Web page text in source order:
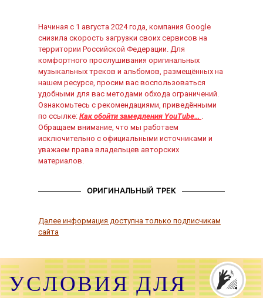
Начиная с 1 августа 2024 года, компания Google
снизила скорость загрузки своих сервисов на
территории Российской Федерации. Для
комфортного прослушивания оригинальных
музыкальных треков и альбомов, размещённых на
нашем ресурсе, просим вас воспользоваться
удобными для вас методами обхода ограничений.
Ознакомьтесь с рекомендациями, приведёнными
по ссылке: Как обойти замедления YouTube… .
Обращаем внимание, что мы работаем
исключительно с официальными источниками и
уважаем права владельцев авторских
материалов.
ОРИГИНАЛЬНЫЙ ТРЕК
Далее информация доступна только подписчикам
сайта
УСЛОВИЯ ДЛЯ